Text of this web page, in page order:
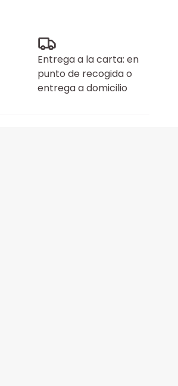
Entrega a la carta: en
punto de recogida o
entrega a domicilio